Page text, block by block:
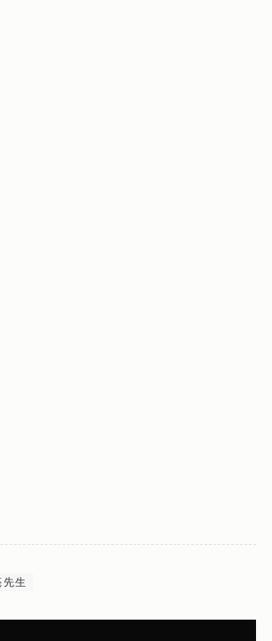
あさとけいいちろう / K